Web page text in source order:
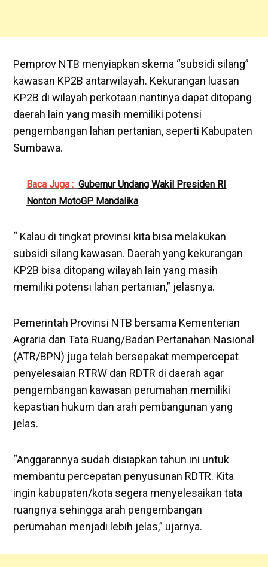
Pemprov NTB menyiapkan skema “subsidi silang”
kawasan KP2B antarwilayah. Kekurangan luasan
KP2B di wilayah perkotaan nantinya dapat ditopang
daerah lain yang masih memiliki potensi
pengembangan lahan pertanian, seperti Kabupaten
Sumbawa.
Baca Juga : Gubernur Undang Wakil Presiden RI
Nonton MotoGP Mandalika
“ Kalau di tingkat provinsi kita bisa melakukan
subsidi silang kawasan. Daerah yang kekurangan
KP2B bisa ditopang wilayah lain yang masih
memiliki potensi lahan pertanian,” jelasnya.
Pemerintah Provinsi NTB bersama Kementerian
Agraria dan Tata Ruang/Badan Pertanahan Nasional
(ATR/BPN) juga telah bersepakat mempercepat
penyelesaian RTRW dan RDTR di daerah agar
pengembangan kawasan perumahan memiliki
kepastian hukum dan arah pembangunan yang
jelas.
“Anggarannya sudah disiapkan tahun ini untuk
membantu percepatan penyusunan RDTR. Kita
ingin kabupaten/kota segera menyelesaikan tata
ruangnya sehingga arah pengembangan
perumahan menjadi lebih jelas,” ujarnya.